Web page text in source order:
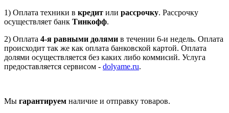
1) Оплата техники в кредит или рассрочку. Рассрочку
осуществляет банк Тинкофф.
2) Оплата 4-я равными долями в течении 6-и недель. Оплата
происходит так же как оплата банковской картой. Оплата
долями осуществляется без каких либо коммисий. Услуга
предоставляется сервисом - dolyame.ru.
Мы гарантируем наличие и отправку товаров.